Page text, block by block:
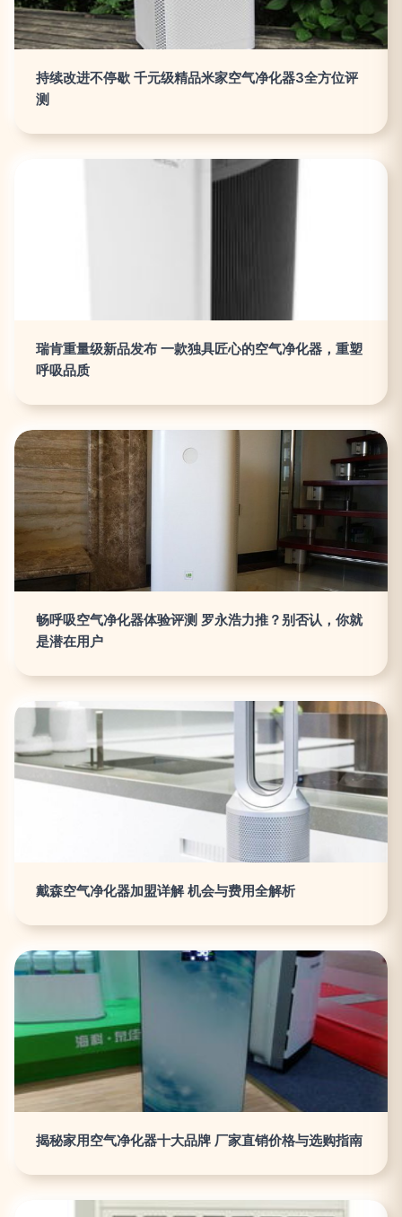
持续改进不停歇 千元级精品米家空气净化器3全方位评
测
瑞肯重量级新品发布 一款独具匠心的空气净化器，重塑
呼吸品质
畅呼吸空气净化器体验评测 罗永浩力推？别否认，你就
是潜在用户
戴森空气净化器加盟详解 机会与费用全解析
揭秘家用空气净化器十大品牌 厂家直销价格与选购指南